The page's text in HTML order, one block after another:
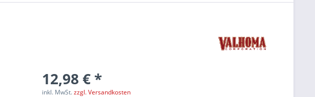
12,98 € *
inkl. MwSt.zzgl. Versandkosten